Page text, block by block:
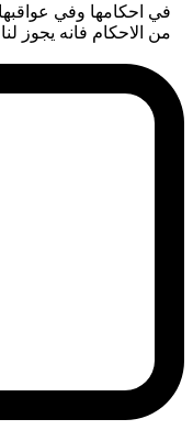
في احكامها وفي
من الاحكام فانه يجوز